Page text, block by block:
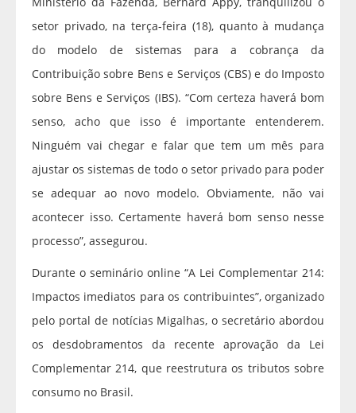
setor privado, na terça-feira (18), quanto à mudança
do modelo de sistemas para a cobrança da
Contribuição sobre Bens e Serviços (CBS) e do Imposto
sobre Bens e Serviços (IBS). “Com certeza haverá bom
senso, acho que isso é importante entenderem.
Ninguém vai chegar e falar que tem um mês para
ajustar os sistemas de todo o setor privado para poder
se adequar ao novo modelo. Obviamente, não vai
acontecer isso. Certamente haverá bom senso nesse
processo”, assegurou.
Durante o seminário online “A Lei Complementar 214:
Impactos imediatos para os contribuintes”, organizado
pelo portal de notícias Migalhas, o secretário abordou
os desdobramentos da recente aprovação da Lei
Complementar 214, que reestrutura os tributos sobre
consumo no Brasil.